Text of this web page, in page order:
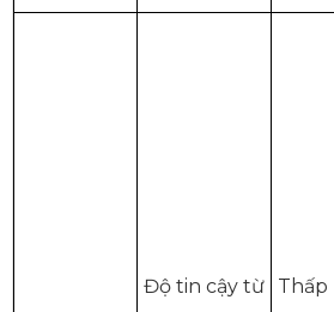
Độ tin cậy từ
Thấp